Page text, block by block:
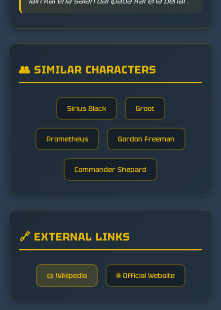
👥 SIMILAR CHARACTERS
Sirius Black Groot
Prometheus Gordon Freeman
Commander Shepard
🔗 EXTERNAL LINKS
📖 Wikipedia 🌐 Official Website